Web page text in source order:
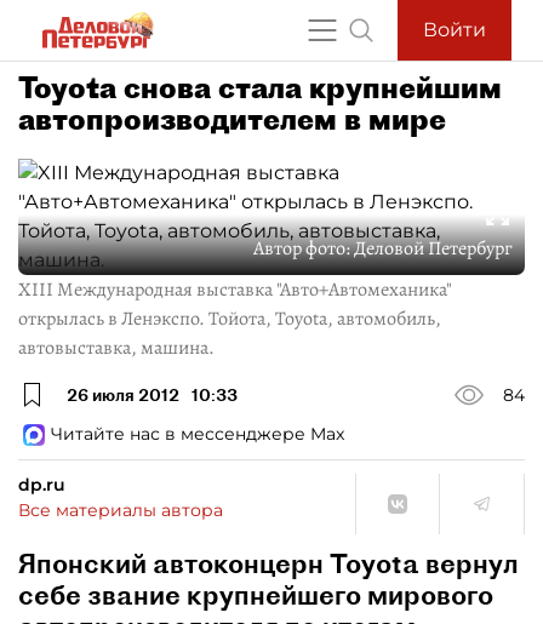
Войти
Toyota снова стала крупнейшим
автопроизводителем в мире
Автор фото:Деловой Петербург
XIII Международная выставка "Авто+Автомеханика"
открылась в Ленэкспо. Тойота, Toyota, автомобиль,
автовыставка, машина.
26 июля 2012 10:33
84
Читайте нас в мессенджере Max
dp.ru
Все материалы автора
Японский автоконцерн Toyota вернул
себе звание крупнейшего мирового